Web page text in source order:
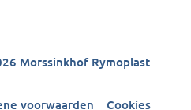
Morssinkhof Rymoplast
voorwaarden Cookies